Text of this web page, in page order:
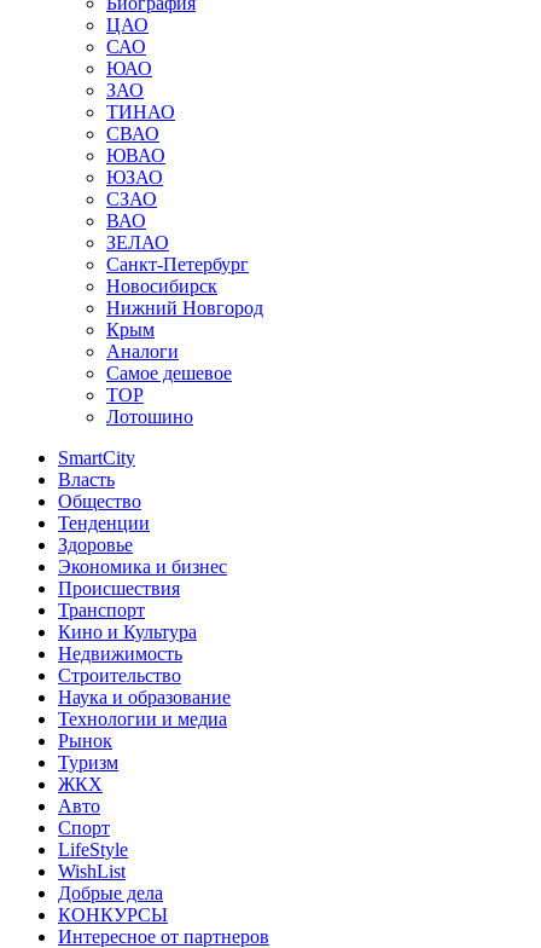
ЦАО
САО
ЮАО
ЗАО
ТИНАО
СВАО
ЮВАО
ЮЗАО
СЗАО
ВАО
ЗЕЛАО
Санкт-Петербург
Новосибирск
Нижний Новгород
Крым
Аналоги
Самое дешевое
TOP
Лотошино
SmartCity
Власть
Общество
Тенденции
Здоровье
Экономика и бизнес
Происшествия
Транспорт
Кино и Культура
Недвижимость
Строительство
Наука и образование
Технологии и медиа
Рынок
Туризм
ЖКХ
Авто
Спорт
LifeStyle
WishList
Добрые дела
КОНКУРСЫ
Интересное от партнеров